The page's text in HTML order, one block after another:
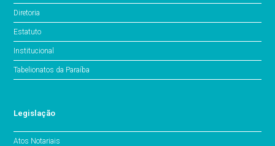
Diretoria
Estatuto
Institucional
Tabelionatos da Paraíba
Legislação
Atos Notariais